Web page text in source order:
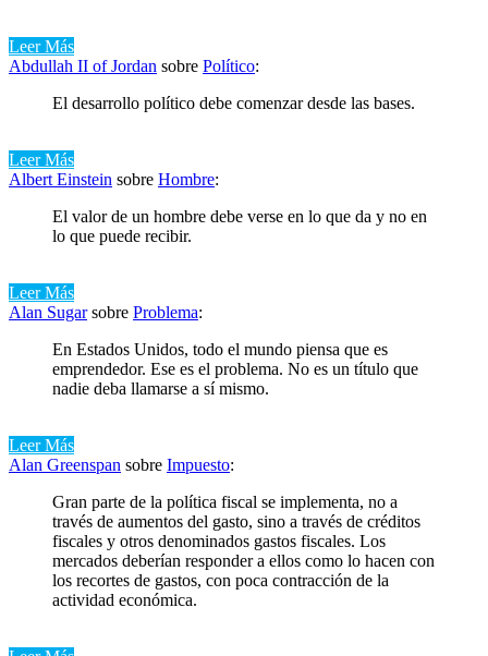
Leer Más
Abdullah II of Jordan sobre Político:
El desarrollo político debe comenzar desde las bases.
Leer Más
Albert Einstein sobre Hombre:
El valor de un hombre debe verse en lo que da y no en
lo que puede recibir.
Leer Más
Alan Sugarsobre Problema:
En Estados Unidos, todo el mundo piensa que es
emprendedor. Ese es el problema. No es un título que
nadie deba llamarse a sí mismo.
Leer Más
Alan Greenspan sobre Impuesto:
Gran parte de la política fiscal se implementa, no a
través de aumentos del gasto, sino a través de créditos
fiscales y otros denominados gastos fiscales. Los
mercados deberían responder a ellos como lo hacen con
los recortes de gastos, con poca contracción de la
actividad económica.